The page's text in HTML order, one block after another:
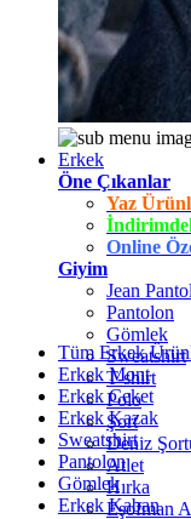
Erkek
Öne Çıkanlar
Yaz
Online
Giyim
Jean
Pantolon
Gömlek
Sweatshirt
T-shirt
Polo
Şort
Deniz
Atlet
Hırka
Eşofman
Tüm Erkek
Erkek Mont
Erkek Ceket
Erkek Kazak
Sweatshirt
Pantolon
Gömlek
Erkek Kaban